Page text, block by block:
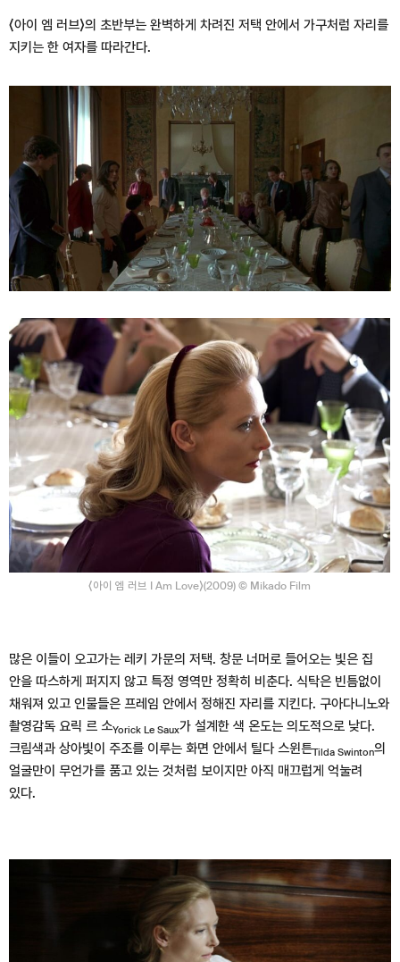
⟨아이 엠 러브⟩의 초반부는 완벽하게 차려진 저택 안에서 가구처럼 자리를
지키는 한 여자를 따라간다.
⟨아이 엠 러브 I Am Love⟩(2009) © Mikado Film
많은 이들이 오고가는 레키 가문의 저택. 창문 너머로 들어오는 빛은 집
안을 따스하게 퍼지지 않고 특정 영역만 정확히 비춘다. 식탁은 빈틈없이
채워져 있고 인물들은 프레임 안에서 정해진 자리를 지킨다. 구아다니노와
촬영감독 요릭 르 소Yorick Le Saux가 설계한 색 온도는 의도적으로 낮다.
크림색과 상아빛이 주조를 이루는 화면 안에서 틸다 스윈튼Tilda Swinton의
얼굴만이 무언가를 품고 있는 것처럼 보이지만 아직 매끄럽게 억눌려
있다.